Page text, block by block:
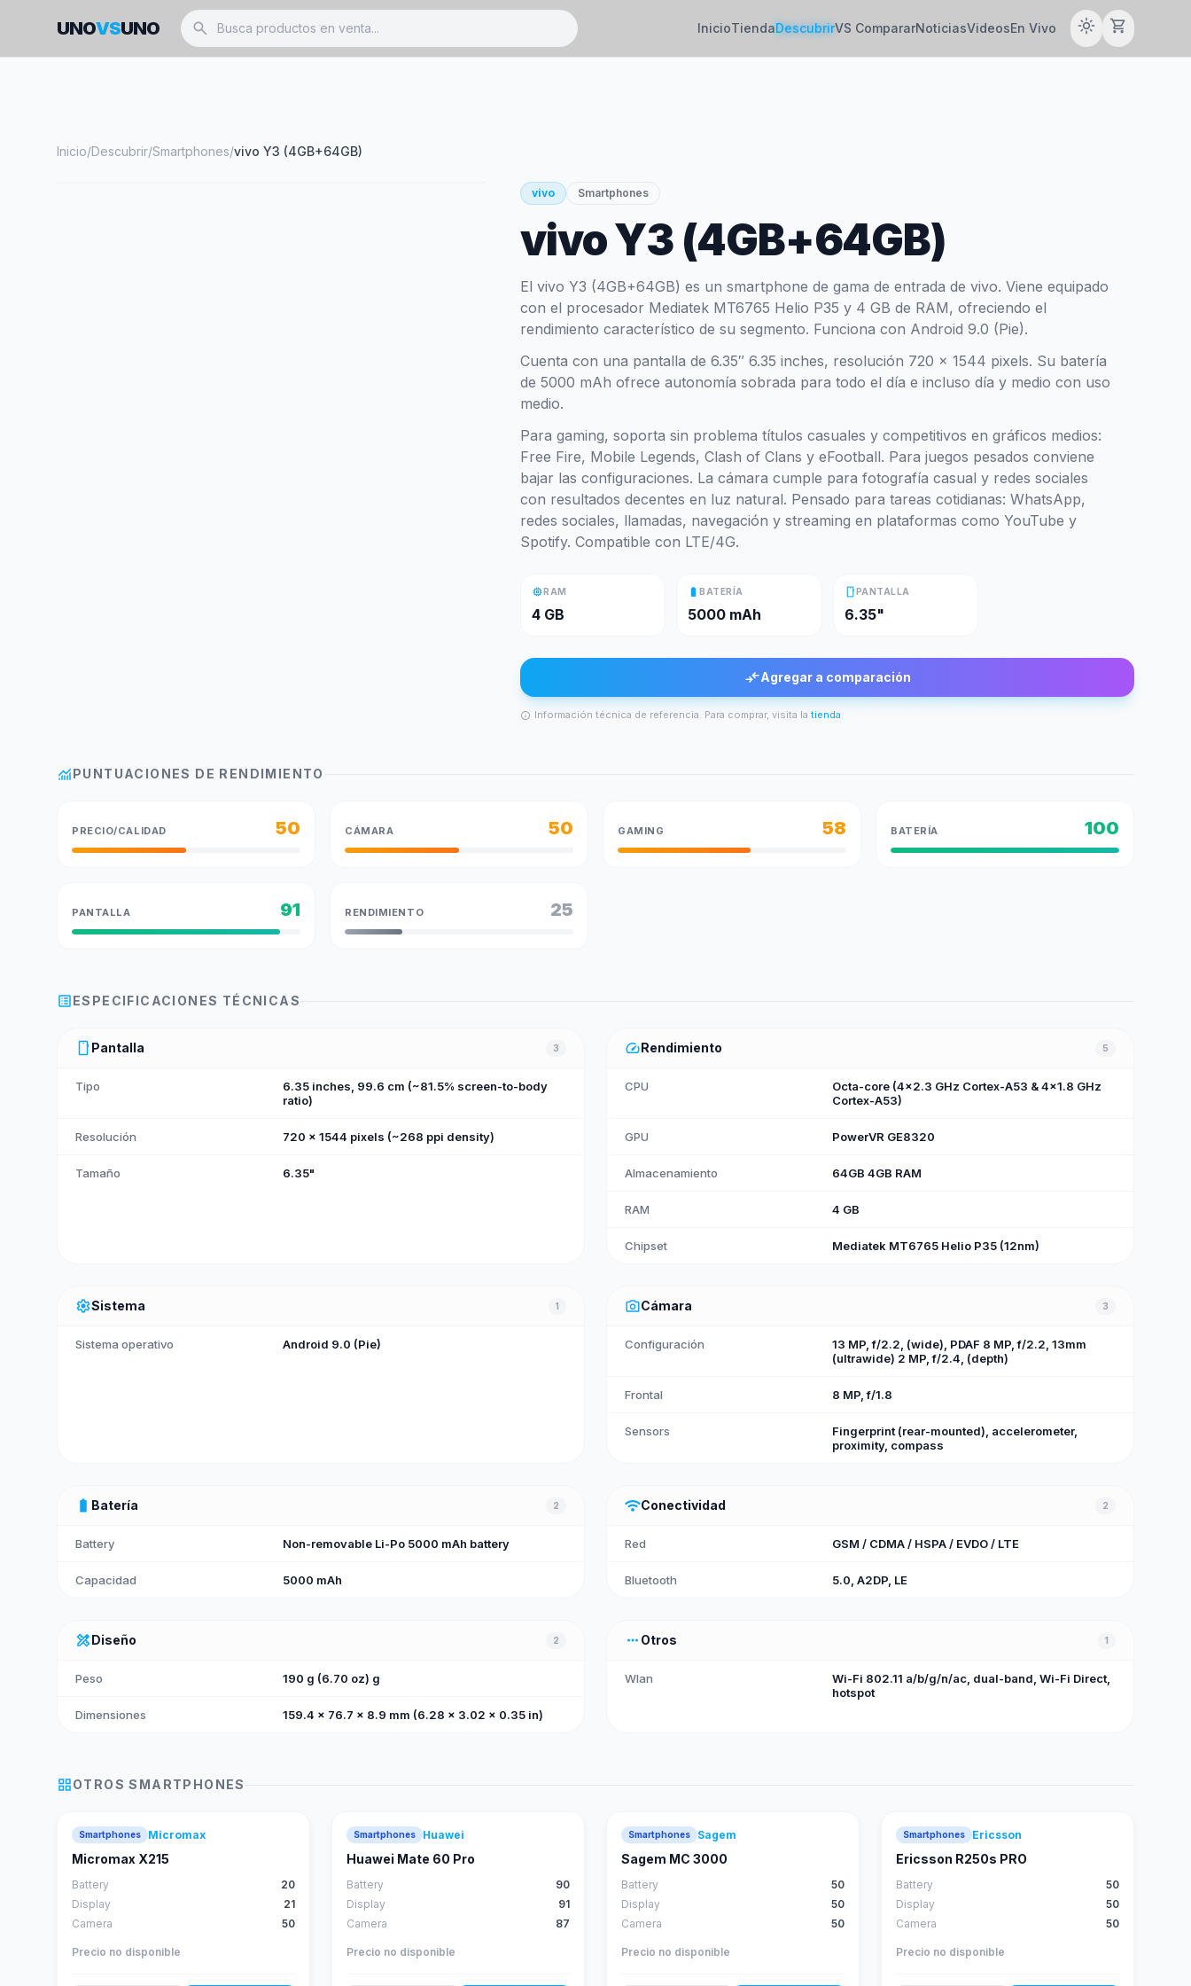
UNOVSUNO search InicioTiendaDescubrirVS CompararNoticiasVideosEn Vivo light_mode shopping_cart
Inicio/Descubrir/Smartphones/vivo Y3 (4GB+64GB)
vivo Smartphones
vivo Y3 (4GB+64GB)
El vivo Y3 (4GB+64GB) es un smartphone de gama de entrada de vivo. Viene equipado
con el procesador Mediatek MT6765 Helio P35 y 4 GB de RAM, ofreciendo el
rendimiento característico de su segmento. Funciona con Android 9.0 (Pie).
Cuenta con una pantalla de 6.35″ 6.35 inches, resolución 720 x 1544 pixels. Su batería
de 5000 mAh ofrece autonomía sobrada para todo el día e incluso día y medio con uso
medio.
Para gaming, soporta sin problema títulos casuales y competitivos en gráficos medios:
Free Fire, Mobile Legends, Clash of Clans y eFootball. Para juegos pesados conviene
bajar las configuraciones. La cámara cumple para fotografía casual y redes sociales
con resultados decentes en luz natural. Pensado para tareas cotidianas: WhatsApp,
redes sociales, llamadas, navegación y streaming en plataformas como YouTube y
Spotify. Compatible con LTE/4G.
memoryRAM
4 GB
battery_fullBATERÍA
5000 mAh
smartphonePANTALLA
6.35"
compare_arrowsAgregar a comparación
info Información técnica de referencia. Para comprar, visita la tienda.
monitoringPUNTUACIONES DE RENDIMIENTO
PRECIO/CALIDAD 50 CÁMARA 50 GAMING 58 BATERÍA 100
PANTALLA 91 RENDIMIENTO 25
list_altESPECIFICACIONES TÉCNICAS
smartphone Pantalla 3
Tipo
6.35 inches, 99.6 cm (~81.5% screen-to-body
ratio)
Resolución 720 x 1544 pixels (~268 ppi density)
Tamaño 6.35"
speedRendimiento 5
CPU
Octa-core (4x2.3 GHz Cortex-A53 & 4x1.8 GHz
Cortex-A53)
GPU PowerVR GE8320
Almacenamiento 64GB 4GB RAM
RAM 4 GB
Chipset Mediatek MT6765 Helio P35 (12nm)
settingsSistema 1
Sistema operativo Android 9.0 (Pie)
photo_cameraCámara 3
Configuración
13 MP, f/2.2, (wide), PDAF 8 MP, f/2.2, 13mm
(ultrawide) 2 MP, f/2.4, (depth)
Frontal 8 MP, f/1.8
Sensors
Fingerprint (rear-mounted), accelerometer,
proximity, compass
battery_full Batería 2
Battery Non-removable Li-Po 5000 mAh battery
Capacidad 5000 mAh
wifiConectividad 2
Red GSM / CDMA / HSPA / EVDO / LTE
Bluetooth 5.0, A2DP, LE
design_servicesDiseño 2
Peso 190 g (6.70 oz) g
Dimensiones 159.4 x 76.7 x 8.9 mm (6.28 x 3.02 x 0.35 in)
more_horiz Otros 1
Wlan
Wi-Fi 802.11 a/b/g/n/ac, dual-band, Wi-Fi Direct,
hotspot
grid_viewOTROSSMARTPHONES
Smartphones Micromax
Micromax X215
Battery
20
Display
21
Camera
50
Precio no disponible
Smartphones Huawei
Huawei Mate 60 Pro
Battery
90
Display
91
Camera
87
Precio no disponible
Smartphones Sagem
Sagem MC 3000
Battery
50
Display
50
Camera
50
Precio no disponible
Smartphones Ericsson
Ericsson R250s PRO
Battery
50
Display
50
Camera
50
Precio no disponible